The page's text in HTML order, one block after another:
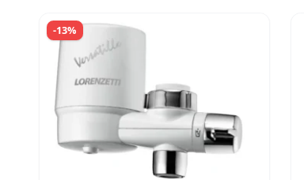
-13%